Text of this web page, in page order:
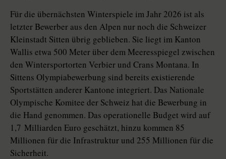
Für die übernächsten Winterspiele im Jahr 2026 ist als
letzter Bewerber aus den Alpen nur noch die Schweizer
Kleinstadt Sitten übrig geblieben. Sie liegt im Kanton
Wallis etwa 500 Meter über dem Meeresspiegel zwischen
den Wintersportorten Verbier und Crans Montana. In
Sittens Olympiabewerbung sind bereits existierende
Sportstätten anderer Kantone integriert. Das Nationale
Olympische Komitee der Schweiz hat die Bewerbung in
die Hand genommen. Das operationelle Budget wird auf
1,7 Milliarden Euro geschätzt, hinzu kommen 85
Millionen für die Infrastruktur und 255 Millionen für die
Sicherheit.